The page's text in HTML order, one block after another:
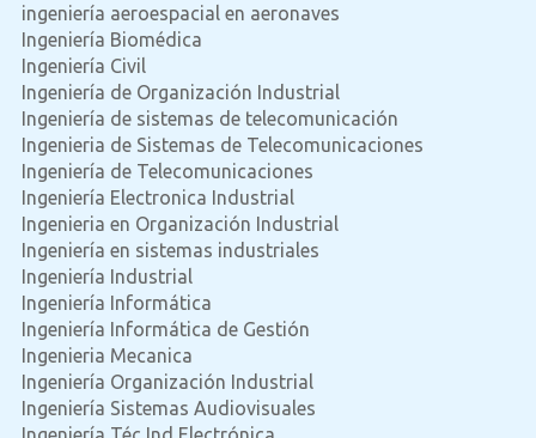
ingeniería aeroespacial en aeronaves
Ingeniería Biomédica
Ingeniería Civil
Ingeniería de Organización Industrial
Ingeniería de sistemas de telecomunicación
Ingenieria de Sistemas de Telecomunicaciones
Ingeniería de Telecomunicaciones
Ingeniería Electronica Industrial
Ingenieria en Organización Industrial
Ingeniería en sistemas industriales
Ingeniería Industrial
Ingeniería Informática
Ingeniería Informática de Gestión
Ingenieria Mecanica
Ingeniería Organización Industrial
Ingeniería Sistemas Audiovisuales